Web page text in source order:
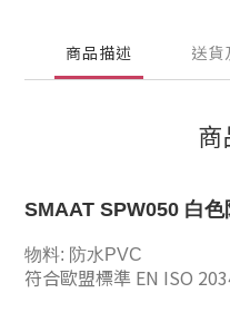
商品描述 送貨
SMAAT SPW050 白色
物料: 防水PVC
符合歐盟標準 EN ISO